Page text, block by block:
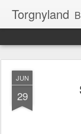
Torgnyland
JUN
29